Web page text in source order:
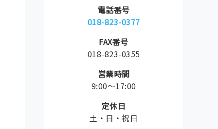
電話番号
018-823-0377
FAX番号
018-823-0355
営業時間
9:00〜17:00
定休日
土・日・祝日